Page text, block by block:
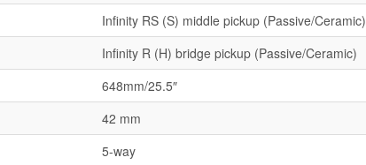
Infinity RS (S) middle pickup (Passive/Ceramic)
Infinity R (H) bridge pickup (Passive/Ceramic)
648mm/25.5″
42 mm
5-way